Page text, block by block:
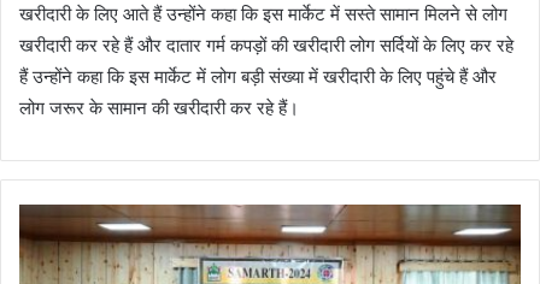
खरीदारी के लिए आते हैं उन्होंने कहा कि इस मार्केट में सस्ते सामान मिलने से लोग
खरीदारी कर रहे हैं और दातार गर्म कपड़ों की खरीदारी लोग सर्दियों के लिए कर रहे
हैं उन्होंने कहा कि इस मार्केट में लोग बड़ी संख्या में खरीदारी के लिए पहुंचे हैं और
लोग जरूर के सामान की खरीदारी कर रहे हैं।